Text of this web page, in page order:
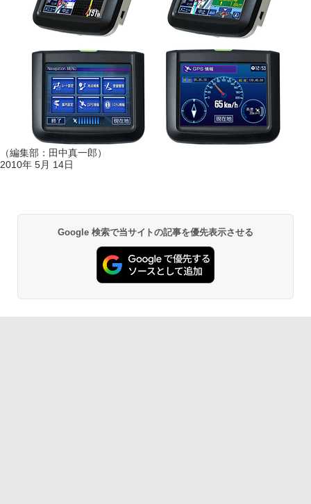
（編集部：田中真一郎）
2010年 5月 14日
Google 検索で当サイトの記事を優先表示させる